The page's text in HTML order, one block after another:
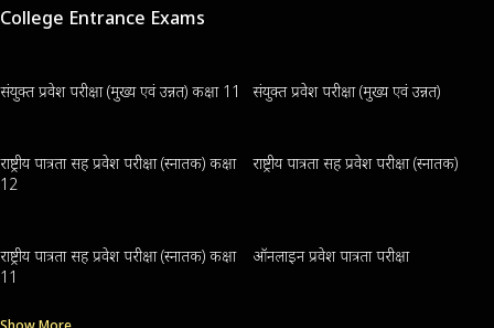
College Entrance Exams
संयुक्त प्रवेश परीक्षा (मुख्य एवं उन्नत) कक्षा 11 संयुक्त प्रवेश परीक्षा (मुख्य एवं उन्नत)
राष्ट्रीय पात्रता सह प्रवेश परीक्षा (स्नातक) कक्षा
12
राष्ट्रीय पात्रता सह प्रवेश परीक्षा (स्नातक)
राष्ट्रीय पात्रता सह प्रवेश परीक्षा (स्नातक) कक्षा
11
ऑनलाइन प्रवेश पात्रता परीक्षा